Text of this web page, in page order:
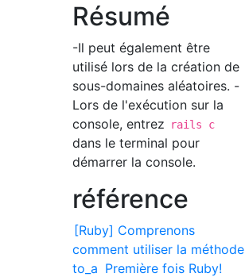
Résumé
-Il peut également être
utilisé lors de la création de
sous-domaines aléatoires. -
Lors de l'exécution sur la
console, entrez
rails c
dans le terminal pour
démarrer la console.
référence
[Ruby] Comprenons
comment utiliser la méthode
to_a Première fois Ruby!